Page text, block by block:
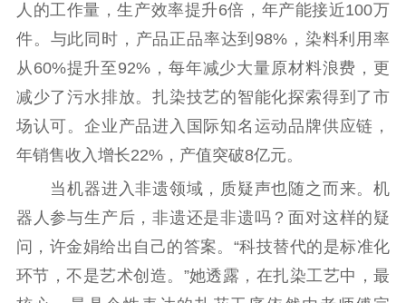
人的工作量，生产效率提升6倍，年产能接近100万
件。与此同时，产品正品率达到98%，染料利用率
从60%提升至92%，每年减少大量原材料浪费，更
减少了污水排放。扎染技艺的智能化探索得到了市
场认可。企业产品进入国际知名运动品牌供应链，
年销售收入增长22%，产值突破8亿元。
当机器进入非遗领域，质疑声也随之而来。机
器人参与生产后，非遗还是非遗吗？面对这样的疑
问，许金娟给出自己的答案。“科技替代的是标准化
环节，不是艺术创造。”她透露，在扎染工艺中，最